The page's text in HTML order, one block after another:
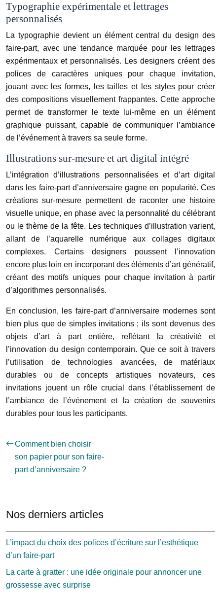
Typographie expérimentale et lettrages
personnalisés
La typographie devient un élément central du design des
faire-part, avec une tendance marquée pour les lettrages
expérimentaux et personnalisés. Les designers créent des
polices de caractères uniques pour chaque invitation,
jouant avec les formes, les tailles et les styles pour créer
des compositions visuellement frappantes. Cette approche
permet de transformer le texte lui-même en un élément
graphique puissant, capable de communiquer l’ambiance
de l’événement à travers sa seule forme.
Illustrations sur-mesure et art digital intégré
L’intégration d’illustrations personnalisées et d’art digital
dans les faire-part d’anniversaire gagne en popularité. Ces
créations sur-mesure permettent de raconter une histoire
visuelle unique, en phase avec la personnalité du célébrant
ou le thème de la fête. Les techniques d’illustration varient,
allant de l’aquarelle numérique aux collages digitaux
complexes. Certains designers poussent l’innovation
encore plus loin en incorporant des éléments d’art génératif,
créant des motifs uniques pour chaque invitation à partir
d’algorithmes personnalisés.
En conclusion, les faire-part d’anniversaire modernes sont
bien plus que de simples invitations ; ils sont devenus des
objets d’art à part entière, reflétant la créativité et
l’innovation du design contemporain. Que ce soit à travers
l’utilisation de technologies avancées, de matériaux
durables ou de concepts artistiques novateurs, ces
invitations jouent un rôle crucial dans l’établissement de
l’ambiance de l’événement et la création de souvenirs
durables pour tous les participants.
Comment bien choisir
son papier pour son faire-
part d’anniversaire ?
Nos derniers articles
L’impact du choix des polices d’écriture sur l’esthétique
d’un faire-part
La carte à gratter : une idée originale pour annoncer une
grossesse avec surprise